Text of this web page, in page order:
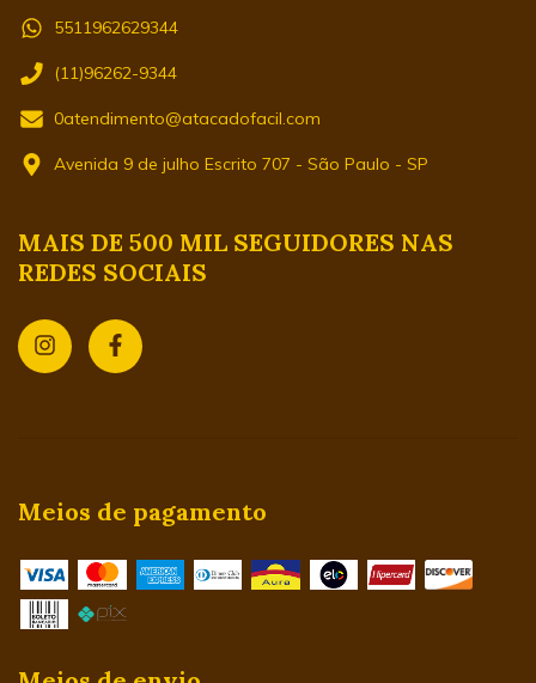
5511962629344
(11)96262-9344
0atendimento@atacadofacil.com
Avenida 9 de julho Escrito 707 - São Paulo - SP
MAIS DE 500 MIL SEGUIDORES NAS
REDES SOCIAIS
Meios de pagamento